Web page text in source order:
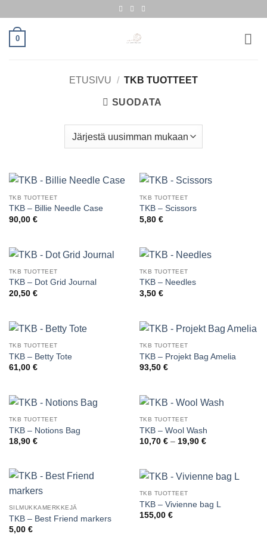
content
0
ETUSIVU / TKB TUOTTEET
SUODATA
TKB TUOTTEET
TKB – Billie Needle Case
90,00 €
TKB TUOTTEET
TKB – Scissors
5,80 €
TKB TUOTTEET
TKB – Dot Grid Journal
20,50 €
TKB TUOTTEET
TKB – Needles
3,50 €
TKB TUOTTEET
TKB – Betty Tote
61,00 €
TKB TUOTTEET
TKB – Projekt Bag Amelia
93,50 €
TKB TUOTTEET
TKB – Notions Bag
18,90 €
TKB TUOTTEET
TKB – Wool Wash
10,70 € – 19,90 €Hintaluokka:
SILMUKKAMERKKEJÄ
TKB – Best Friend markers
5,00 €
TKB TUOTTEET
TKB – Vivienne bag L
155,00 €